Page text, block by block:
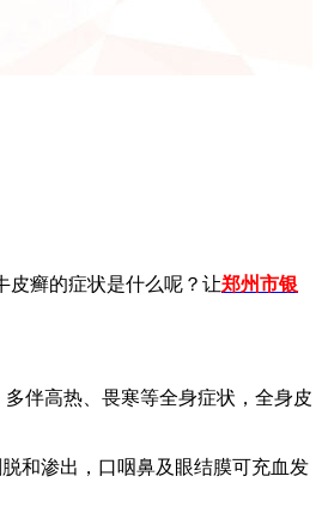
皮癣的症状是什么呢？让郑州市银
伴高热、畏寒等全身症状，全身皮
和渗出，口咽鼻及眼结膜可充血发